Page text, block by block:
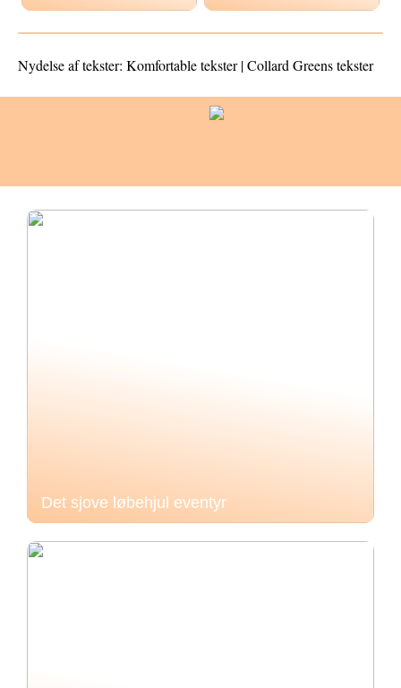
Nydelse af tekster: Komfortable tekster | Collard Greens tekster
Det sjove løbehjul eventyr